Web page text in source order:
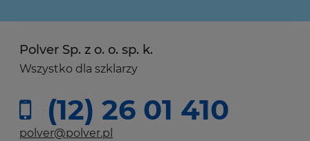
Polver Sp. z o. o. sp. k.
Wszystko dla szklarzy
(12) 26 01 410
polver@polver.pl